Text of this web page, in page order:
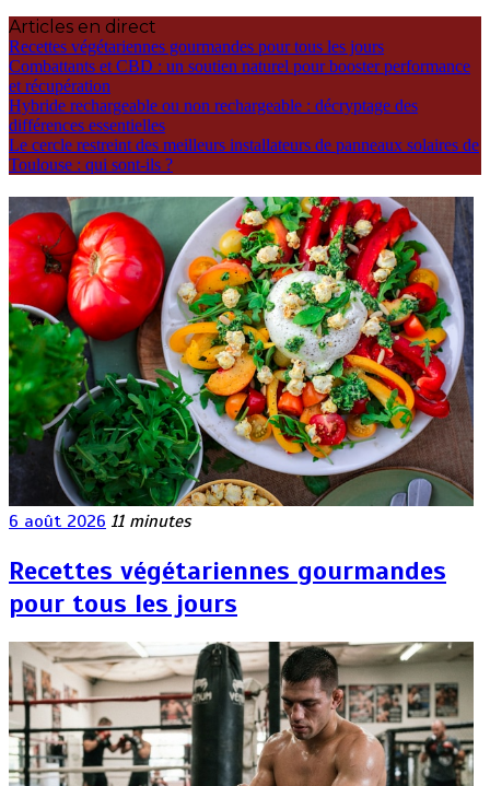
Articles en direct
Recettes végétariennes gourmandes pour tous les jours
Combattants et CBD : un soutien naturel pour booster performance
et récupération
Hybride rechargeable ou non rechargeable : décryptage des
différences essentielles
Le cercle restreint des meilleurs installateurs de panneaux solaires de
Toulouse : qui sont-ils ?
6 août 2026 11 minutes
Recettes végétariennes gourmandes
pour tous les jours